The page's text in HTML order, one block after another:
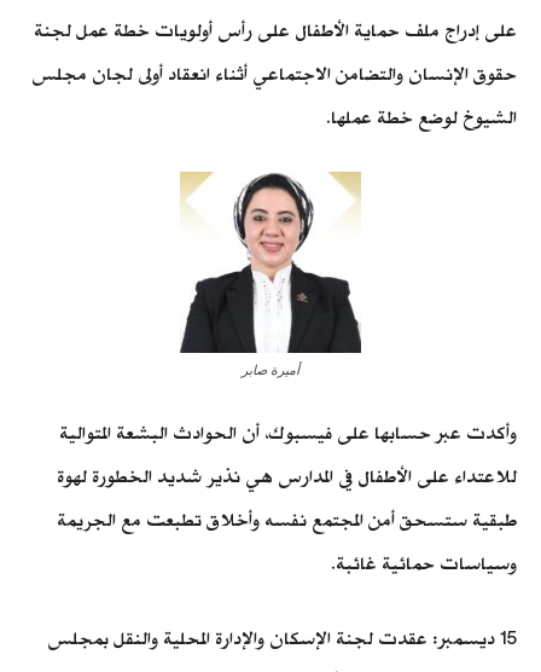
على إدراج ملف حماية الأطفال على رأس أولويات خطة عمل لجنة
حقوق الإنسان والتضامن الاجتماعي أثناء انعقاد أولى لجان مجلس
الشيوخ لوضع خطة عملها.
أميرة صابر
وأكدت عبر حسابها على فيسبوك، أن الحوادث البشعة المتوالية
للاعتداء على الأطفال في المدارس هي نذير شديد الخطورة لهوة
طبقية ستسحق أمن المجتمع نفسه وأخلاق تطبعت مع الجريمة
وسياسات حمائية غائبة.
15 ديسمبر: عقدت لجنة الإسكان والإدارة المحلية والنقل بمجلس